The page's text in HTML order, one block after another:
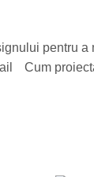
pentru a
Cum